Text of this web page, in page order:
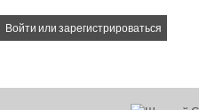
Войти или зарегистрироваться